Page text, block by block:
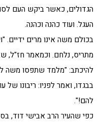
הגדולים, כאשר ביקש העם
העגל. ועוד כהנה וכהנה.
בכולם משה אינו מרים ידיים.
מתריס, נלחם. וכמאמר חז"ל,
להיכתב: "מלמד שתפסו משה
בבגדו, ואמר לפניו: ריבונו
להם!".
כפי שהעיר הרב אבישי דוד,